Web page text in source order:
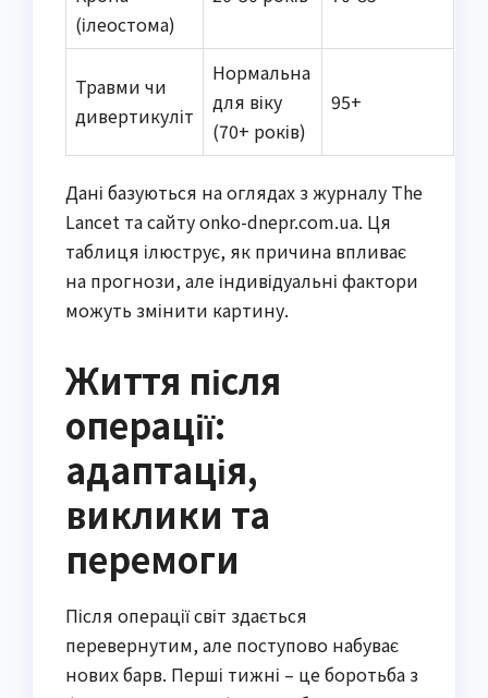
(ілеостома)
Травми чи
дивертикуліт
Нормальна
для віку
(70+ років)
95+
Дані базуються на оглядах з журналу The
Lancet та сайту onko-dnepr.com.ua. Ця
таблиця ілюструє, як причина впливає
на прогнози, але індивідуальні фактори
можуть змінити картину.
Життя після
операції:
адаптація,
виклики та
перемоги
Після операції світ здається
перевернутим, але поступово набуває
нових барв. Перші тижні – це боротьба з